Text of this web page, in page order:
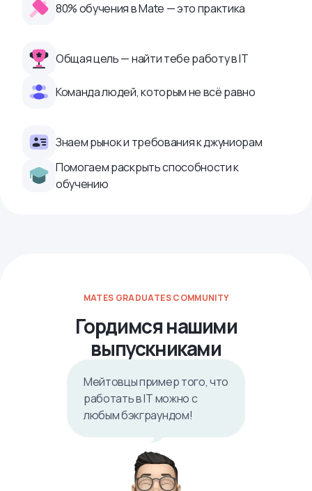
80% обучения в Mate — это практика
Общая цель — найти тебе работу в IТ
Команда людей, которым не всё равно
Знаем рынок и требования к джуниорам
Помогаем раскрыть способности к
обучению
MATES GRADUATES COMMUNITY
Гордимся нашими
выпускниками
Мейтовцы пример того, что
работать в IТ можно с
любым бэкграундом!